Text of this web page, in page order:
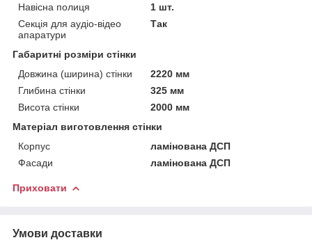
Навісна полиця
1 шт.
Секція для аудіо-відео
апаратури
Так
Габаритні розміри стінки
Довжина (ширина) стінки
2220 мм
Глибина стінки
325 мм
Висота стінки
2000 мм
Матеріал виготовлення стінки
Корпус
ламінована ДСП
Фасади
ламінована ДСП
Приховати
Умови доставки